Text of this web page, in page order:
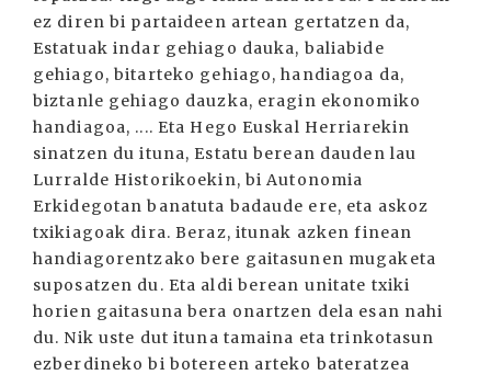
ez diren bi partaideen artean gertatzen da,
Estatuak indar gehiago dauka, baliabide
gehiago, bitarteko gehiago, handiagoa da,
biztanle gehiago dauzka, eragin ekonomiko
handiagoa, .... Eta Hego Euskal Herriarekin
sinatzen du ituna, Estatu berean dauden lau
Lurralde Historikoekin, bi Autonomia
Erkidegotan banatuta badaude ere, eta askoz
txikiagoak dira. Beraz, itunak azken finean
handiagorentzako bere gaitasunen mugaketa
suposatzen du. Eta aldi berean unitate txiki
horien gaitasuna bera onartzen dela esan nahi
du. Nik uste dut ituna tamaina eta trinkotasun
ezberdineko bi botereen arteko bateratzea